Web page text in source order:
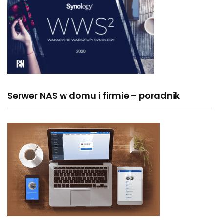
Serwer NAS w domu i firmie – poradnik